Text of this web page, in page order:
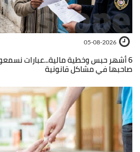
05-08-2026
6 أشهر حبس وخطية مالية...عبارات
صاحبها في مشاكل قانونية